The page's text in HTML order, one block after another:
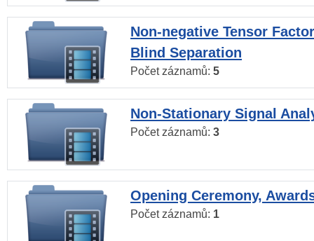
Non-negative Tensor
Blind Separation
Počet záznamů: 5
Non-Stationary Signal
Počet záznamů: 3
Opening Ceremony,
Počet záznamů: 1